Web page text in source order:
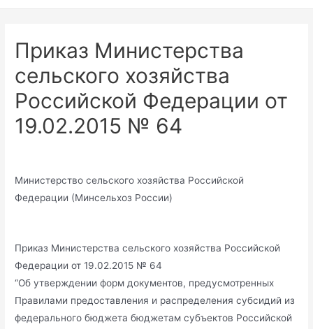
Приказ Министерства
сельского хозяйства
Российской Федерации от
19.02.2015 № 64
Министерство сельского хозяйства Российской
Федерации (Минсельхоз России)
Приказ Министерства сельского хозяйства Российской
Федерации от 19.02.2015 № 64
“Об утверждении форм документов, предусмотренных
Правилами предоставления и распределения субсидий из
федерального бюджета бюджетам субъектов Российской